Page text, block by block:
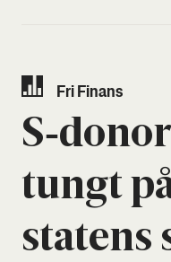
Fri Finans
tungt
sta­tens